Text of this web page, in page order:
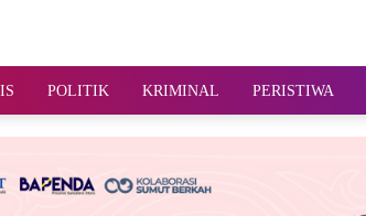
POLITIK KRIMINAL PERISTIWA